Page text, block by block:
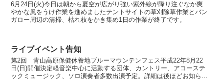
6月24日(火)今日は朝から夏空が広がり強い紫外線が降り注ぐなか爽
やかな風をうけ作業を進めましたテントサイトの草刈除草作業とバン
ガロー周辺の清掃、枯れ枝をかき集め1日の作業が終了です。
ライブイベント告知
第2回 青山高原保健休養地ブルーマウンテンフェス平成22年8月22
日(日)開催決定軽音楽中心に活動する団体、カントリー、アコーステ
ックミュージック、ソロ演奏者多数出演予定。詳細は後ほどお知らせ